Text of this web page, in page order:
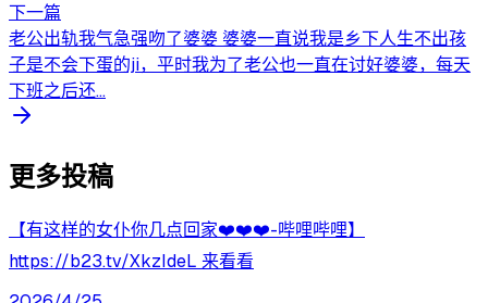
下一篇
老公出轨我气急强吻了婆婆 婆婆一直说我是乡下人生不出孩
子是不会下蛋的ji，平时我为了老公也一直在讨好婆婆，每天
下班之后还...
更多投稿
【有这样的女仆你几点回家❤️❤️❤️-哔哩哔哩】
https://b23.tv/XkzIdeL 来看看